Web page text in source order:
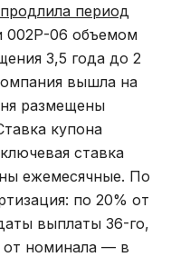
продлила период
002Р-06 объемом
3,5 года до 2
вышла на
размещены
купона
ставка
ежемесячные. По
по 20% от
выплаты 36-го,
от номинала — в